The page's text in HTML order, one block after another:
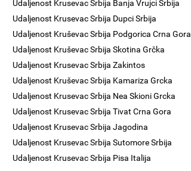
Udaljenost Krusevac Srbija Banja Vrujci Srbija
Udaljenost Krusevac Srbija Dupci Srbija
Udaljenost Kruševac Srbija Podgorica Crna Gora
Udaljenost Kruševac Srbija Skotina Grčka
Udaljenost Krusevac Srbija Zakintos
Udaljenost Kruševac Srbija Kamariza Grcka
Udaljenost Krusevac Srbija Nea Skioni Grcka
Udaljenost Krusevac Srbija Tivat Crna Gora
Udaljenost Krusevac Srbija Jagodina
Udaljenost Krusevac Srbija Sutomore Srbija
Udaljenost Krusevac Srbija Pisa Italija